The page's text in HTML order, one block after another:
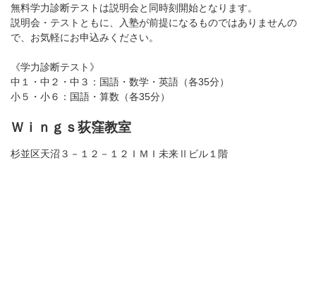
無料学力診断テストは説明会と同時刻開始となります。
説明会・テストともに、入塾が前提になるものではありませんの
で、お気軽にお申込みください。
《学力診断テスト》
中１・中２・中３：国語・数学・英語（各35分）
小５・小６：国語・算数（各35分）
Ｗｉｎｇｓ荻窪教室
杉並区天沼３－１２－１２ＩＭＩ未来Ⅱビル１階